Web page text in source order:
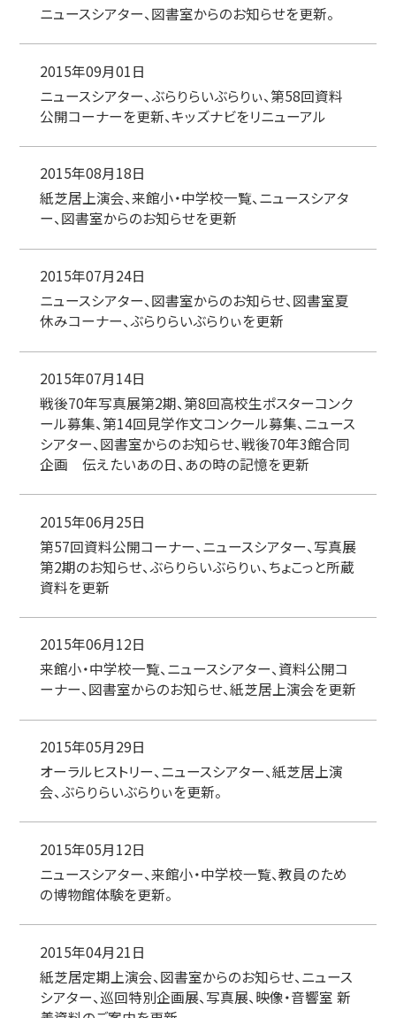
ニュースシアター、図書室からのお知らせを更新。
2015年09月01日
ニュースシアター、ぶらりらいぶらりぃ、第58回資料
公開コーナーを更新、キッズナビをリニューアル
2015年08月18日
紙芝居上演会、来館小・中学校一覧、ニュースシアタ
ー、図書室からのお知らせを更新
2015年07月24日
ニュースシアター、図書室からのお知らせ、図書室夏
休みコーナー、ぶらりらいぶらりぃを更新
2015年07月14日
戦後70年写真展第2期、第8回高校生ポスターコンク
ール募集、第14回見学作文コンクール募集、ニュース
シアター、図書室からのお知らせ、戦後70年3館合同
企画 伝えたいあの日、あの時の記憶を更新
2015年06月25日
第57回資料公開コーナー、ニュースシアター、写真展
第2期のお知らせ、ぶらりらいぶらりぃ、ちょこっと所蔵
資料を更新
2015年06月12日
来館小・中学校一覧、ニュースシアター、資料公開コ
ーナー、図書室からのお知らせ、紙芝居上演会を更新
2015年05月29日
オーラルヒストリー、ニュースシアター、紙芝居上演
会、ぶらりらいぶらりぃを更新。
2015年05月12日
ニュースシアター、来館小・中学校一覧、教員のため
の博物館体験を更新。
2015年04月21日
紙芝居定期上演会、図書室からのお知らせ、ニュース
シアター、巡回特別企画展、写真展、映像・音響室 新